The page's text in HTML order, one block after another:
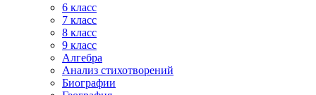
6 класс
7 класс
8 класс
9 класс
Алгебра
Анализ стихотворений
Биографии